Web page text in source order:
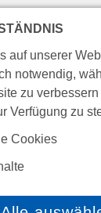
leben,
entwicklungsfähig
ist.
auf unserer
notwendig,
zu
Verfügung zu
Cookies